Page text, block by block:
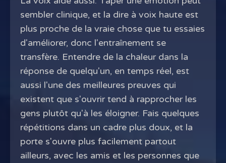
sembler clinique, et la dire à voix haute est
plus proche de la vraie chose que tu essaies
d'améliorer, donc l'entraînement se
transfère. Entendre de la chaleur dans la
réponse de quelqu'un, en temps réel, est
aussi l'une des meilleures preuves qui
existent que s'ouvrir tend à rapprocher les
gens plutôt qu'à les éloigner. Fais quelques
répétitions dans un cadre plus doux, et la
porte s'ouvre plus facilement partout
ailleurs, avec les amis et les personnes que